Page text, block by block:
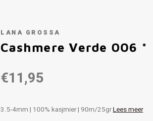
LANA GROSSA
Cashmere Verde 006 *
€11,95
3.5-4mm | 100% kasjmier | 90m/25grLees meer